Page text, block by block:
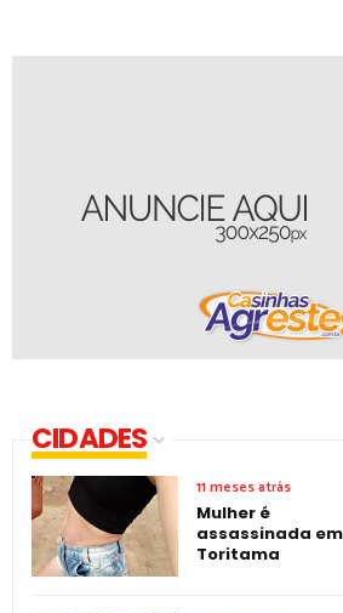
CIDADES
11 meses atrás
Mulher é
assassinada em
Toritama